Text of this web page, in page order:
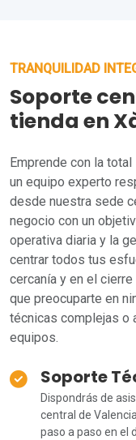
TRANQUILIDAD
Soporte
tienda en
Emprende con la
un equipo experto
desde nuestra sede
negocio con un
operativa diaria y la
centrar todos tus
cercanía y en el
que preocuparte en
técnicas complejas o
equipos.
Soporte
Dispondrás de
central de
paso a paso en el